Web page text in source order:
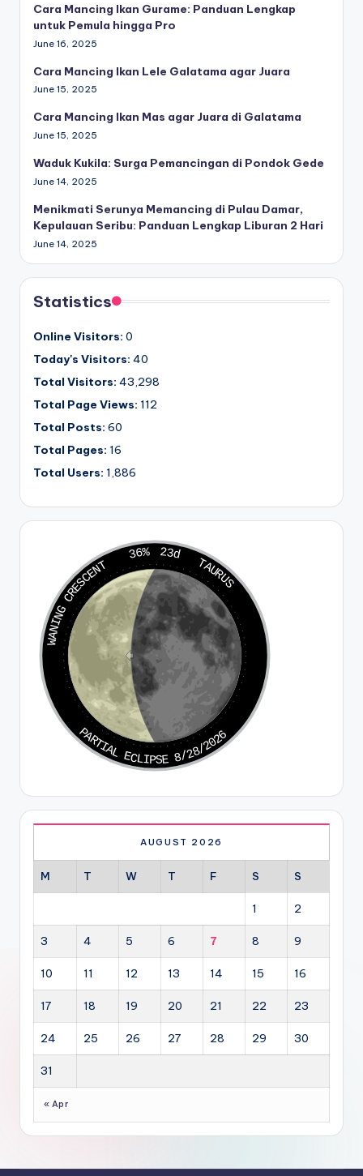
Cara Mancing Ikan Gurame: Panduan Lengkap
untuk Pemula hingga Pro
June 16, 2025
Cara Mancing Ikan Lele Galatama agar Juara
June 15, 2025
Cara Mancing Ikan Mas agar Juara di Galatama
June 15, 2025
Waduk Kukila: Surga Pemancingan di Pondok Gede
June 14, 2025
Menikmati Serunya Memancing di Pulau Damar,
Kepulauan Seribu: Panduan Lengkap Liburan 2 Hari
June 14, 2025
Statistics
Online Visitors: 0
Today's Visitors: 40
Total Visitors: 43,298
Total Page Views: 112
Total Posts: 60
Total Pages: 16
Total Users: 1,886
36% 23d
TAURUS
WANING CRESCENT
PARTIAL ECLIPSE 8/28/2026
AUGUST 2026
M T W T F S S
1 2
3 4 5 6 7 8 9
10 11 12 13 14 15 16
17 18 19 20 21 22 23
24 25 26 27 28 29 30
31
« Apr